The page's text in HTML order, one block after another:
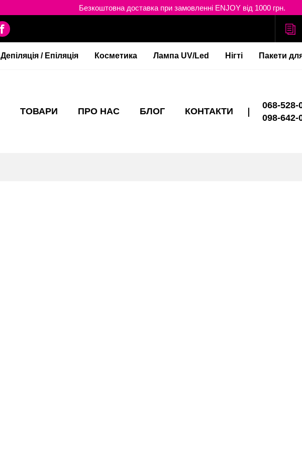
Безкоштовна доставка при замовленні ENJOY від 1000 грн.
Депіляція / Епіляція Косметика Лампа UV/Led Нігті Пакети
ТОВАРИ ПРО НАС БЛОГ КОНТАКТИ
068-528-
098-642-